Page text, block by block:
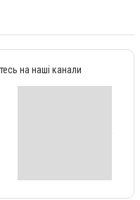
на наші канали